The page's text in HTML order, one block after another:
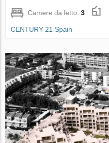
Camere da letto:3
CENTURY 21 Spain